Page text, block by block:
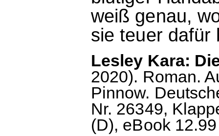
weiß genau,
sie teuer dafür
Lesley Kara:
2020). Roman.
Pinnow.
Nr. 26349,
(D), eBook